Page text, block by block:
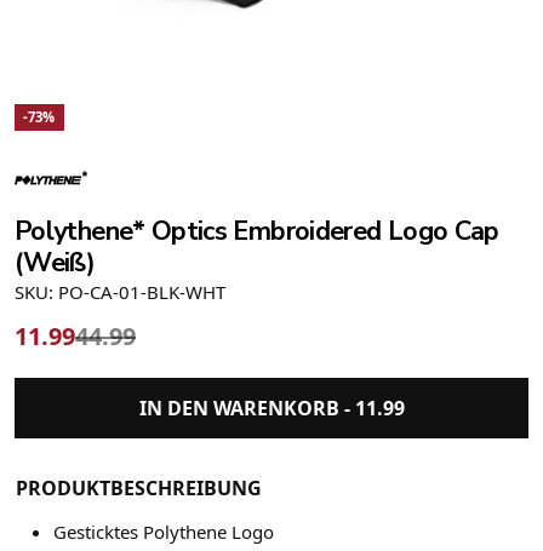
-73%
Polythene* Optics Embroidered Logo Cap
(Weiß)
SKU: PO-CA-01-BLK-WHT
11.9944.99
IN DEN WARENKORB - 11.99
PRODUKTBESCHREIBUNG
Gesticktes Polythene Logo